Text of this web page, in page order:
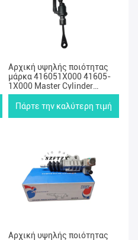
Αρχική υψηλής ποιότητας
μάρκα 416051X000 41605-
1X000 Master Cylinder
416053X100
Πάρτε την καλύτερη τιμή
Αρχική υψηλής ποιότητας